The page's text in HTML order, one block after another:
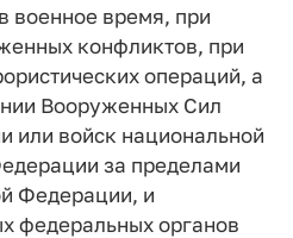
военное время, при
конфликтов, при
операций, а
Вооруженных Сил
или войск национальной
за пределами
Федерации, и
федеральных органов